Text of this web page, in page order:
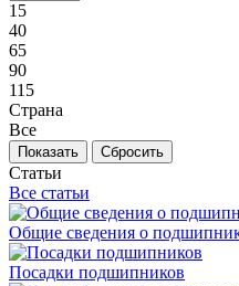
15
40
65
90
115
Страна
Все
Сбросить
Статьи
Все статьи
Общие сведения о
Посадки подшипников